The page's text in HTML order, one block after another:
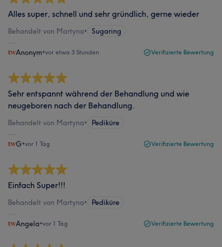
Alles super, schnell und sehr gründlich, gerne wieder
Behandelt von Martyna• Sugaring
Anonym•vor etwa 3 Stunden Verifizierte Bewertung
Sehr entspannt während der Behandlung und wie
neugeboren nach der Behandlung.
Behandelt von Martyna• Pediküre
G•vor 1 Tag Verifizierte Bewertung
Einfach Super!!!
Behandelt von Martyna• Pediküre
Angela•vor 1 Tag Verifizierte Bewertung